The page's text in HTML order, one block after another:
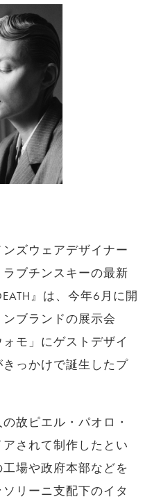
ズウェアデザイナー
ブチンスキーの最新
』は、今年6月に開
ブランドの展示会
モ」にゲストデザイ
っかけで誕生したプ
故ピエル・パオロ・
されて制作したとい
場や政府本部などを
リーニ支配下のイタ